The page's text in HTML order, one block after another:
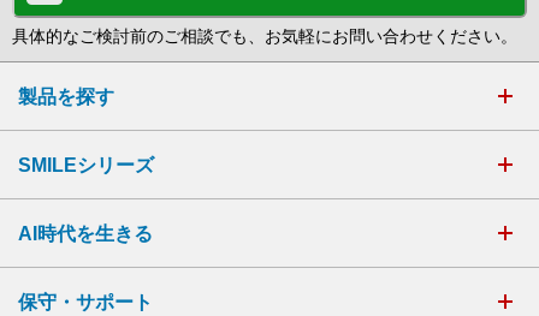
具体的なご検討前のご相談でも、お気軽にお問い合わせください。
製品を探す
SMILEシリーズ
AI時代を生きる
保守・サポート